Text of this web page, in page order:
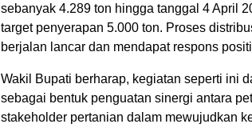
sebanyak 4.289 ton hingga tanggal 4 April
target penyerapan 5.000 ton. Proses
berjalan lancar dan mendapat respons
Wakil Bupati berharap, kegiatan seperti ini
sebagai bentuk penguatan sinergi antara
stakeholder pertanian dalam mewujudkan